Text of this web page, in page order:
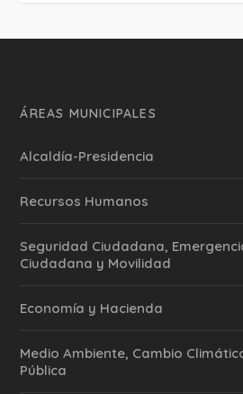
ÁREAS MUNICIPALES
Alcaldía-Presidencia
Recursos Humanos
Seguridad Ciudadana,
Ciudadana y Movilidad
Economía y Hacienda
Medio Ambiente, Cambio
Pública